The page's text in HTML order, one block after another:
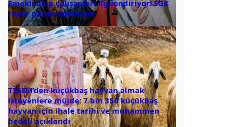
Emekli olup çalışanları ilgilendiriyor! SGK
rapor parası ödemiyor
TİGEM’den küçükbaş hayvan almak
isteyenlere müjde: 7 bin 350 küçükbaş
hayvan için ihale tarihi ve muhammen
bedeli açıklandı